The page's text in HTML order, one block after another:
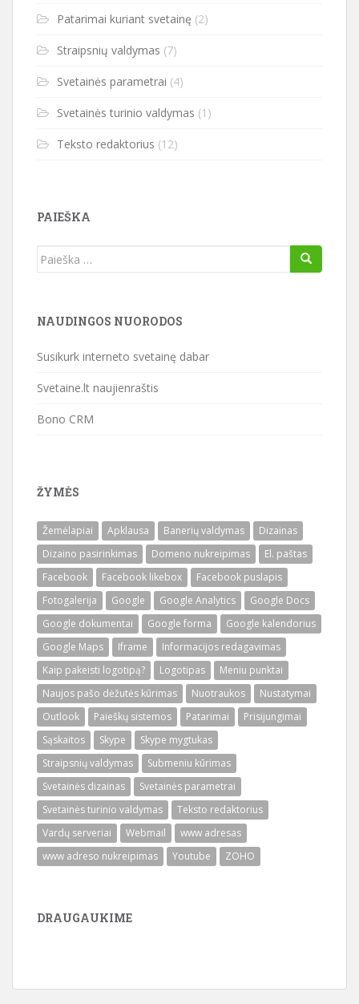
Patarimai kuriant svetainę (2)
Straipsnių valdymas (7)
Svetainės parametrai (4)
Svetainės turinio valdymas (1)
Teksto redaktorius (12)
PAIEŠKA
Ieškoti:
NAUDINGOS NUORODOS
Susikurk interneto svetainę dabar
Svetaine.lt naujienraštis
Bono CRM
ŽYMĖS
Žemėlapiai Apklausa Banerių valdymas
Dizainas
Dizaino pasirinkimas
Domeno nukreipimas
El. paštas
Facebook
Facebook likebox
Facebook puslapis
Fotogalerija
Google Google Analytics
Google Docs
Google dokumentai
Google forma
Google kalendorius
Google Maps
Iframe
Informacijos redagavimas
Kaip pakeisti logotipą?
Logotipas
Meniu punktai
Naujos pašo dėžutės kūrimas
Nuotraukos
Nustatymai
Outlook
Paieškų sistemos Patarimai
Prisijungimai
Sąskaitos
Skype
Skype mygtukas
Straipsnių valdymas
Submeniu kūrimas
Svetainės dizainas
Svetainės parametrai
Svetainės turinio valdymas
Teksto redaktorius
Vardų serveriai
Webmail
www adresas
www adreso nukreipimas
Youtube ZOHO
DRAUGAUKIME